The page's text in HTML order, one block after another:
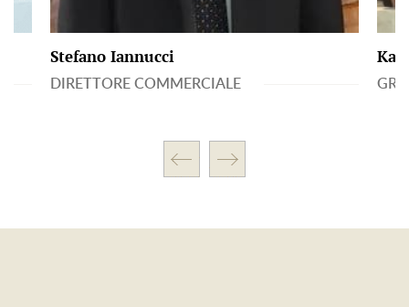
Stefano Iannucci
DIRETTORE COMMERCIALE